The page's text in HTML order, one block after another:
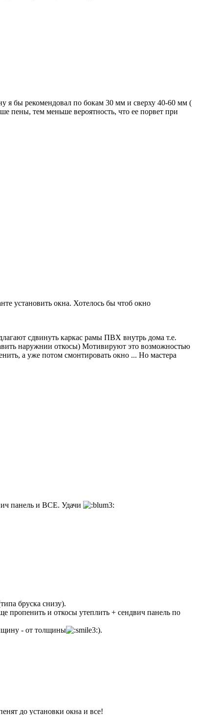
я бы рекомендовал по бокам 30 мм и сверху 40-60 мм (
пены, тем меньше вероятность, что ее порвет при
установить окна. Хотелось бы чтоб окно
сдвинуть каркас рамы ПВХ внутрь дома т.е.
наружнии откосы) Мотивируют это возможностью
а уже потом смонтировать окно ... Но мастера
панель и ВСЕ. Удачи
бруска снизу).
пропенить и откосы утеплить + сендвич панель по
- от толщины ).
до установки окна и все!